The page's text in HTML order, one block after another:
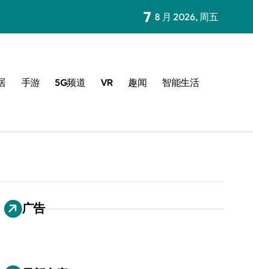
7 8 月 2026, 周五
手游 5G频道 VR 趣闻 智能生活
广告